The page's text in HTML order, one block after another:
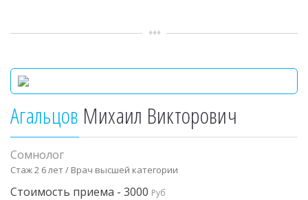
Агальцов Михаил Викторович
Сомнолог
Стаж 2 6 лет / Врач высшей категории
Стоимость приема - 3000 Руб